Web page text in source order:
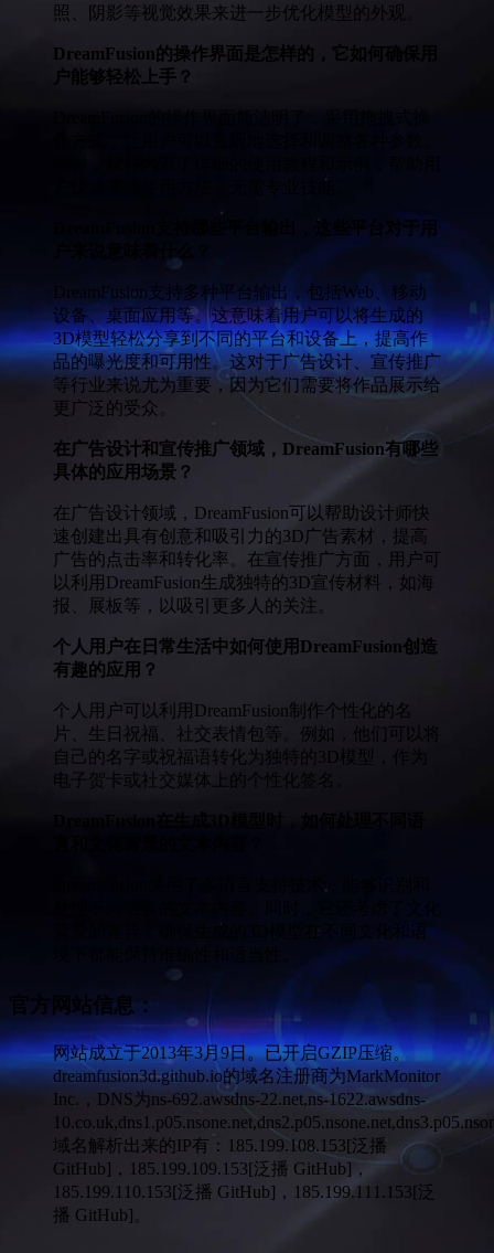
照、阴影等视觉效果来进一步优化模型的外观。
DreamFusion的操作界面是怎样的，它如何确保用
户能够轻松上手？
DreamFusion支持哪些平台输出，这些平台对于用
DreamFusion支持多种平台输出，包括Web、移动
设备、桌面应用等。这意味着用户可以将生成的
3D模型轻松分享到不同的平台和设备上，提高作
品的曝光度和可用性。这对于广告设计、宣传推广
等行业来说尤为重要，因为它们需要将作品展示给
更广泛的受众。
在广告设计和宣传推广领域，DreamFusion有哪些
具体的应用场景？
在广告设计领域，DreamFusion可以帮助设计师快
速创建出具有创意和吸引力的3D广告素材，提高
广告的点击率和转化率。在宣传推广方面，用户可
以利用DreamFusion生成独特的3D宣传材料，如海
报、展板等，以吸引更多人的关注。
个人用户在日常生活中如何使用DreamFusion创造
有趣的应用？
个人用户可以利用DreamFusion制作个性化的名
片、生日祝福、社交表情包等。例如，他们可以将
自己的名字或祝福语转化为独特的3D模型，作为
电子贺卡或社交媒体上的个性化签名。
背景的差异，确保生成的3D模型在不同文化和语
官方网站信息：
网站成立于2013年3月9日。已开启GZIP压缩。
dreamfusion3d.github.io的域名注册商为MarkMonitor
Inc.，DNS为ns-692.awsdns-22.net,ns-1622.awsdns-
域名解析出来的IP有：185.199.108.153[泛播
GitHub]，185.199.109.153[泛播 GitHub]，
185.199.110.153[泛播 GitHub]，185.199.111.153[泛
播 GitHub]。